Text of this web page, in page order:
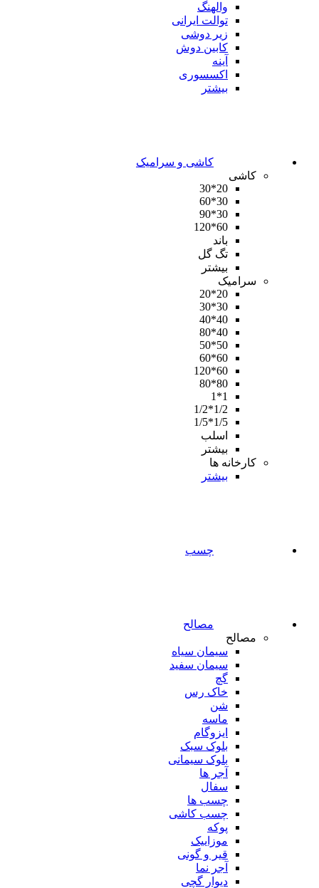
والهنگ
توالت ایرانی
زیر دوشی
کابین دوش
آینه
اکسسوری
بیشتر
کاشی و سرامیک
کاشی
20*30
30*60
30*90
60*120
باند
تگ گل
بیشتر
سرامیک
20*20
30*30
40*40
40*80
50*50
60*60
60*120
80*80
1*1
1/2*1/2
1/5*1/5
اسلب
بیشتر
کارخانه ها
بیشتر
چسب
مصالح
مصالح
سیمان سیاه
سیمان سفید
گچ
خاک رس
شن
ماسه
ایزوگام
بلوک سبک
بلوک سیمانی
آجر ها
سفال
چسب ها
چسب کاشی
پوکه
موزاییک
قیر و گونی
آجر نما
دیوار گچی